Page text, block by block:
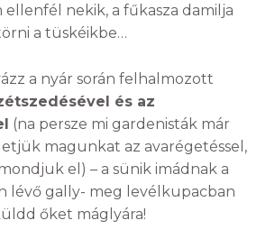
nekik, a fűkasza damilja
a tüskéikbe…
a nyár során felhalmozott
és az
(na persze mi gardenisták már
magunkat az avarégetéssel,
el) – a sünik imádnak a
lévő gally- meg levélkupacban
őket máglyára!